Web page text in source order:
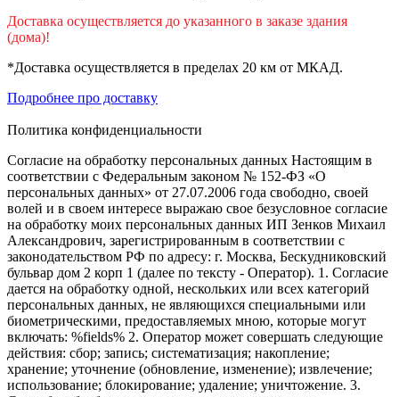
Доставка осуществляется до указанного в заказе здания
(дома)!
*Доставка осуществляется в пределах 20 км от МКАД.
Подробнее про доставку
Политика конфиденциальности
Согласие на обработку персональных данных Настоящим в
соответствии с Федеральным законом № 152-ФЗ «О
персональных данных» от 27.07.2006 года свободно, своей
волей и в своем интересе выражаю свое безусловное согласие
на обработку моих персональных данных ИП Зенков Михаил
Александрович, зарегистрированным в соответствии с
законодательством РФ по адресу: г. Москва, Бескудниковский
бульвар дом 2 корп 1 (далее по тексту - Оператор). 1. Согласие
дается на обработку одной, нескольких или всех категорий
персональных данных, не являющихся специальными или
биометрическими, предоставляемых мною, которые могут
включать: %fields% 2. Оператор может совершать следующие
действия: сбор; запись; систематизация; накопление;
хранение; уточнение (обновление, изменение); извлечение;
использование; блокирование; удаление; уничтожение. 3.